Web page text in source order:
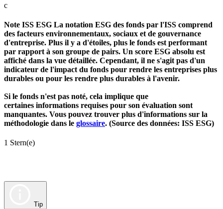
c
Note ISS ESG La notation ESG des fonds par l'ISS comprend
des facteurs environnementaux, sociaux et de gouvernance
d'entreprise. Plus il y a d'étoiles, plus le fonds est performant
par rapport à son groupe de pairs. Un score ESG absolu est
affiché dans la vue détaillée. Cependant, il ne s'agit pas d'un
indicateur de l'impact du fonds pour rendre les entreprises plus
durables ou pour les rendre plus durables à l'avenir.
Si le fonds n'est pas noté, cela implique que
certaines informations requises pour son évaluation sont
manquantes. Vous pouvez trouver plus d'informations sur la
méthodologie dans le glossaire. (Source des données: ISS ESG)
1 Stern(e)
Tip